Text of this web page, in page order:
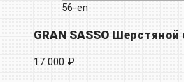
56-en
GRAN SASSO Шерстяной
17 000 ₽